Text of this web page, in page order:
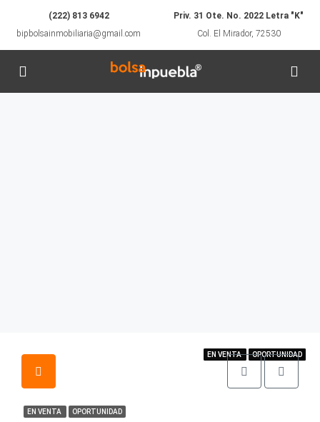
(222) 813 6942
bipbolsainmobiliaria@gmail.com
Priv. 31 Ote. No. 2022 Letra "K"
Col. El Mirador, 72530
EN VENTA OPORTUNIDAD
EN VENTA
EN VENTA OPORTUNIDAD
EN VENTA OPORTUNIDAD
EN VENTA OPORTUNIDAD